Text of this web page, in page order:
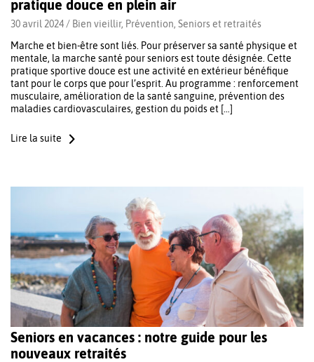
pratique douce en plein air
30 avril 2024 / Bien vieillir, Prévention, Seniors et retraités
Marche et bien-être sont liés. Pour préserver sa santé physique et
mentale, la marche santé pour seniors est toute désignée. Cette
pratique sportive douce est une activité en extérieur bénéfique
tant pour le corps que pour l’esprit. Au programme : renforcement
musculaire, amélioration de la santé sanguine, prévention des
maladies cardiovasculaires, gestion du poids et […]
Lire la suite
Seniors en vacances : notre guide pour les
nouveaux retraités